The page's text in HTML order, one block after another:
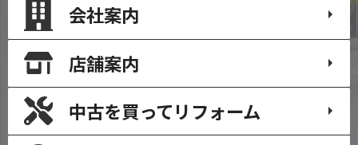
会社案内
店舗案内
中古を買ってリフォーム